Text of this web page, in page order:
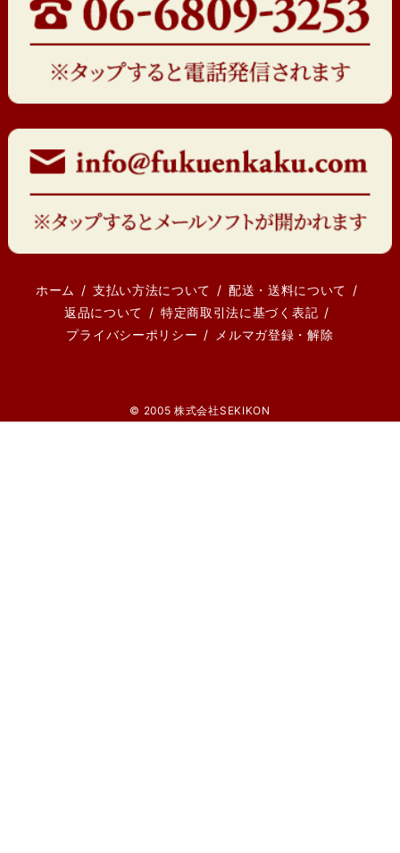
ホーム 支払い方法について
配送・送料について
返品について
特定商取引法に基づく表記
プライバシーポリシー
メルマガ登録・解除
© 2005 株式会社SEKIKON